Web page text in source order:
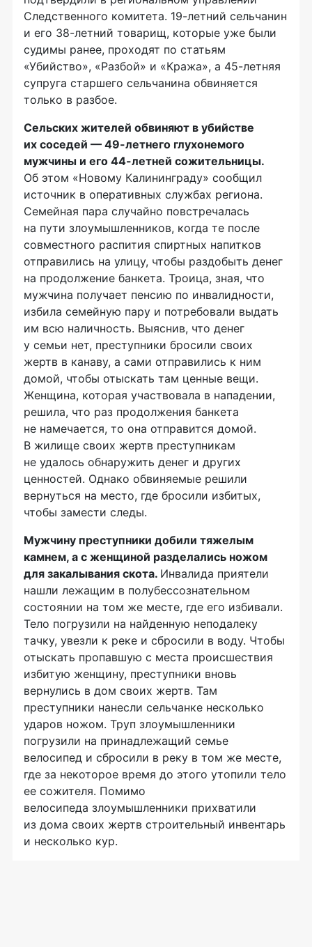
Следственного комитета. 19-летний сельчанин
и его 38-летний товарищ, которые уже были
судимы ранее, проходят по статьям
«Убийство», «Разбой» и «Кража», а 45-летняя
супруга старшего сельчанина обвиняется
только в разбое.
Сельских жителей обвиняют в убийстве
их соседей — 49-летнего глухонемого
мужчины и его 44-летней сожительницы.
Об этом «Новому Калининграду» сообщил
источник в оперативных службах региона.
Семейная пара случайно повстречалась
на пути злоумышленников, когда те после
совместного распития спиртных напитков
отправились на улицу, чтобы раздобыть денег
на продолжение банкета. Троица, зная, что
мужчина получает пенсию по инвалидности,
избила семейную пару и потребовали выдать
им всю наличность. Выяснив, что денег
у семьи нет, преступники бросили своих
жертв в канаву, а сами отправились к ним
домой, чтобы отыскать там ценные вещи.
Женщина, которая участвовала в нападении,
решила, что раз продолжения банкета
не намечается, то она отправится домой.
В жилище своих жертв преступникам
не удалось обнаружить денег и других
ценностей. Однако обвиняемые решили
вернуться на место, где бросили избитых,
чтобы замести следы.
Мужчину преступники добили тяжелым
камнем, а с женщиной разделались ножом
для закалывания скота. Инвалида приятели
нашли лежащим в полубессознательном
состоянии на том же месте, где его избивали.
Тело погрузили на найденную неподалеку
тачку, увезли к реке и сбросили в воду. Чтобы
отыскать пропавшую с места происшествия
избитую женщину, преступники вновь
вернулись в дом своих жертв. Там
преступники нанесли сельчанке несколько
ударов ножом. Труп злоумышленники
погрузили на принадлежащий семье
велосипед и сбросили в реку в том же месте,
где за некоторое время до этого утопили тело
ее сожителя. Помимо
велосипеда злоумышленники прихватили
из дома своих жертв строительный инвентарь
и несколько кур.